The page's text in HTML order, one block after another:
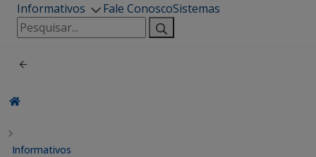
Informativos
Fale ConoscoSistemas
Pesquisar
por:
Informativos